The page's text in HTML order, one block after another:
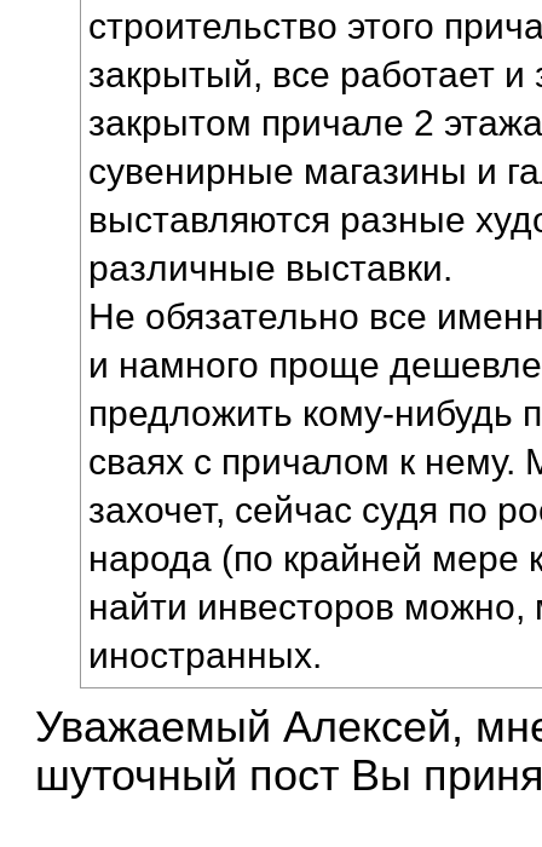
строительство этого
закрытый, все работает
закрытом причале 2
сувенирные магазины и
выставляются разные
различные выставки.
Не обязательно все
и намного проще
предложить кому-нибудь
сваях с причалом к нему.
захочет, сейчас судя по
народа (по крайней мере
найти инвесторов
иностранных.
Уважаемый Алексей,
шуточный пост Вы